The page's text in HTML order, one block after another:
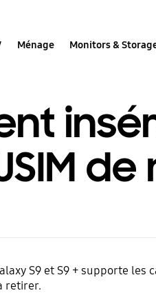
Ménage Monitors &
S9 et S9 + supporte
retirer.